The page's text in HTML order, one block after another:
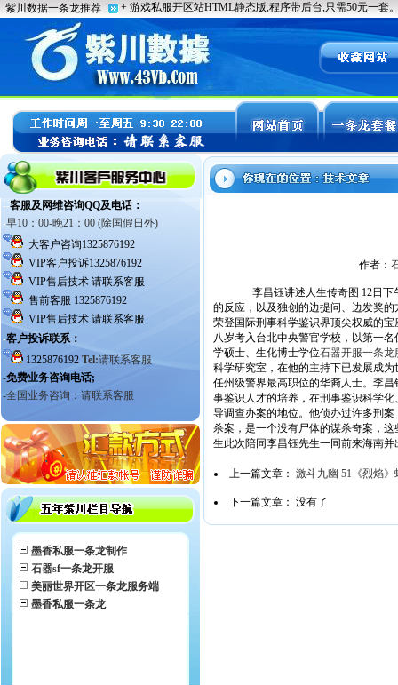
墨香私服一条龙制作
石器sf一条龙开服
美丽世界开区一条龙服务端
墨香私服一条龙
作者：
李昌钰讲述人生传奇图 12日下
的反应，以及独创的边提问、边发奖
荣登国际刑事科学鉴识界顶尖权威的
八岁考入台北中央警官学校，以第一
学硕士、生化博士学位石器开服一条龙
科学研究室，在他的主持下已发展成
任州级警界最高职位的华裔人士。李
事鉴识人才的培养，在刑事鉴识科学
导调查办案的地位。他侦办过许多刑
杀案，是一个没有尸体的谋杀奇案，
生此次陪同李昌钰先生一同前来海南
上一篇文章： 激斗九幽 51《烈焰
下一篇文章： 没有了